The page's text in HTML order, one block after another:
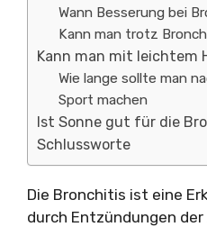
Wann Besserung bei
Kann man trotz
Kann man mit leichtem
Wie lange sollte man
Sport machen
Ist Sonne gut für die
Schlussworte
Die Bronchitis ist eine
durch Entzündungen